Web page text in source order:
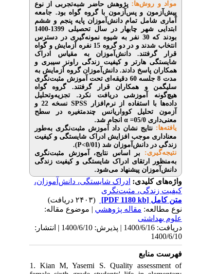
پژوهش حاضر شبه‌تجربی از نوع
و پس‌آزمون با گروه گواه بود. جامعه
تمام دانش‌آموزان پایه پنجم و ششم
ابتدایی شهر چابهار در سال تحصیلی 1399-1400
بودند که 30 نفر به شیوه نمونه‌گیری در دسترس
انتخاب شدند و در دو گروه 15 نفره آزمایش و گواه
دانش‌آموزانبه مقیاس ادراک
هارتر و کیفیت زندگی راونز سیبری و
دانش‌آموزانگروه آزمایش به
آموزش مثبت‌نگری
و همکاران قرار گرفتند. گروه گواه
آموزشی دریافت نکرد. تجزیه‌وتحلیل
استفاده از نرم‌افزار
SPSS
نسخه 22 و
کوواریانس چندمتغیره
در سطح
انجام شد.
نتایج نشان داد آموزش مثبت‌نگری به‌طور
موجب افزایش ادراک شایستگی و کیفیت
دانش‌آموزان شد (0/01>
P
)
.
بر اساس نتایج، آموزش مثبت‌نگری
ارتقای ادراک شایستگی و کیفیت زندگی
پیشنهاد می‌شود.
ادراک شایستگی، دانش‌آموزان،
مثبت‌نگری
(۲۴۰۳ دریافت)
مقاله پژوهشي| موضوع مقاله:
دریافت: 1400/6/16 | پذیرش: 1400/6/10 | انتشار:
1. Kian M, Yasemi S. Quality